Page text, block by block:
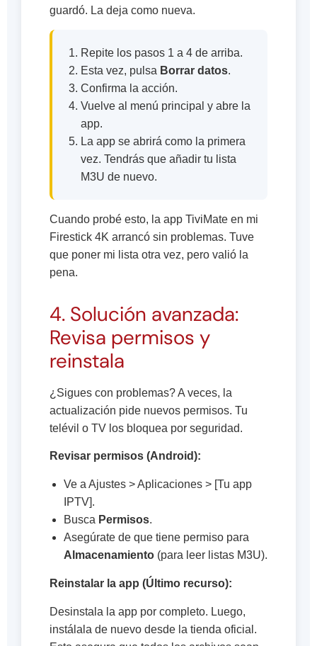
guardó. La deja como nueva.
Repite los pasos 1 a 4 de arriba.
Esta vez, pulsa Borrar datos.
Confirma la acción.
Vuelve al menú principal y abre la
app.
La app se abrirá como la primera
vez. Tendrás que añadir tu lista
M3U de nuevo.
Cuando probé esto, la app TiviMate en mi
Firestick 4K arrancó sin problemas. Tuve
que poner mi lista otra vez, pero valió la
pena.
4. Solución avanzada:
Revisa permisos y
reinstala
¿Sigues con problemas? A veces, la
actualización pide nuevos permisos. Tu
telévil o TV los bloquea por seguridad.
Revisar permisos (Android):
Ve a Ajustes > Aplicaciones > [Tu app
IPTV].
Busca Permisos.
Asegúrate de que tiene permiso para
Almacenamiento (para leer listas M3U).
Reinstalar la app (Último recurso):
Desinstala la app por completo. Luego,
instálala de nuevo desde la tienda oficial.